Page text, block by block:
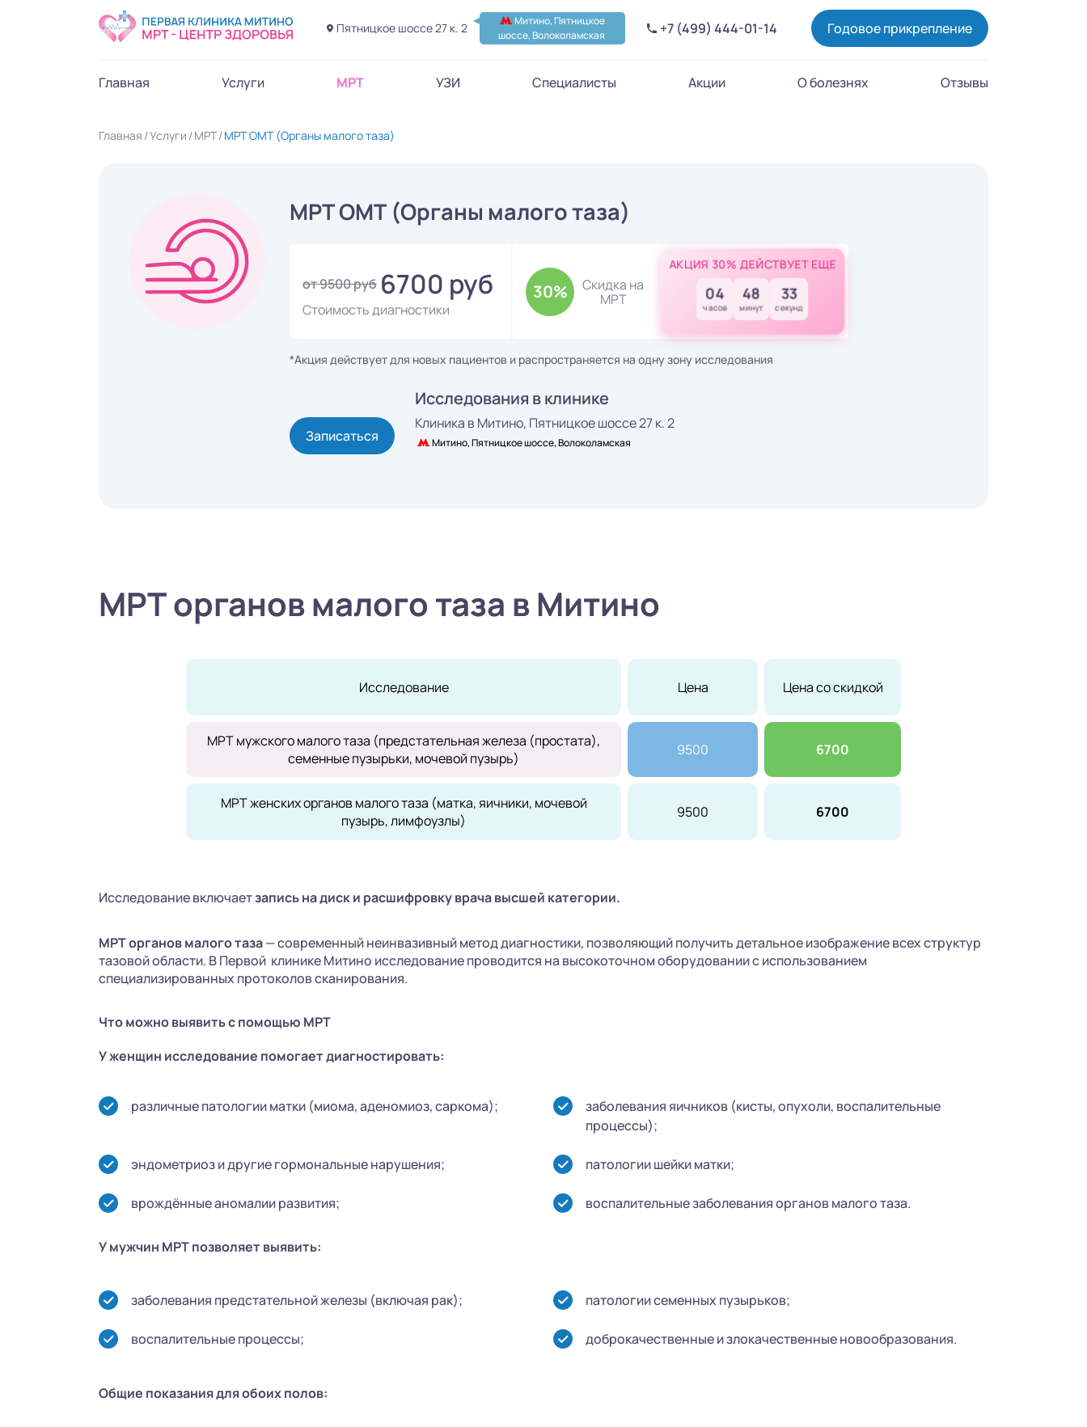
Пятницкое шоссе 27 к. 2
Митино, Пятницкое
шоссе, Волоколамская
+7 (499) 444-01-14 Годовое прикрепление
Главная Услуги МРТ УЗИ Специалисты Акции О болезнях Отзывы
Главная Услуги МРТ МРТ ОМТ (Органы малого таза)
МРТ ОМТ (Органы малого таза)
от 9500 руб 6700 руб
Стоимость диагностики
30%
Скидка на
МРТ
АКЦИЯ 30% ДЕЙСТВУЕТ ЕЩЕ
04
часов
48
минут
32
секунд
*Акция действует для новых пациентов и распространяется на одну зону исследования
Записаться
Исследования в клинике
Клиника в Митино, Пятницкое шоссе 27 к. 2
Митино, Пятницкое шоссе, Волоколамская
МРТ органов малого таза в Митино
Исследование Цена Цена со скидкой
МРТ мужского малого таза (предстательная железа (простата),
семенные пузырьки, мочевой пузырь)
9500 6700
МРТ женских органов малого таза (матка, яичники, мочевой
пузырь, лимфоузлы)
9500 6700
Исследование включаетзапись на диски расшифровку врача высшей категории.
МРТ органов малого таза— современный неинвазивный метод диагностики, позволяющий получить детальное изображение всех структур
тазовой области. В Первой клинике Митино исследование проводится на высокоточном оборудовании с использованием
специализированных протоколов сканирования.
Что можно выявить с помощью МРТ
У женщин исследование помогает диагностировать:
различные патологии матки (миома, аденомиоз, саркома);
заболевания яичников (кисты, опухоли, воспалительные
процессы);
эндометриоз и другие гормональные нарушения; патологии шейки матки;
врождённые аномалии развития; воспалительные заболевания органов малого таза.
У мужчин МРТ позволяет выявить:
заболевания предстательной железы (включая рак); патологии семенных пузырьков;
воспалительные процессы; доброкачественные и злокачественные новообразования.
Общие показания для обоих полов: